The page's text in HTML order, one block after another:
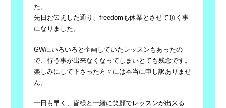
た。
先日お伝えした通り、freedomも休業とさせて頂く事
になり ました。
GWにいろいろと企画していたレッスンもあったの
で、行う事が出来なくなってしまいとても残念です。
楽しみにして下さった方々には本当に申し訳ありませ
ん。
一日も早く、皆様と一緒に笑顔でレッスンが出来る